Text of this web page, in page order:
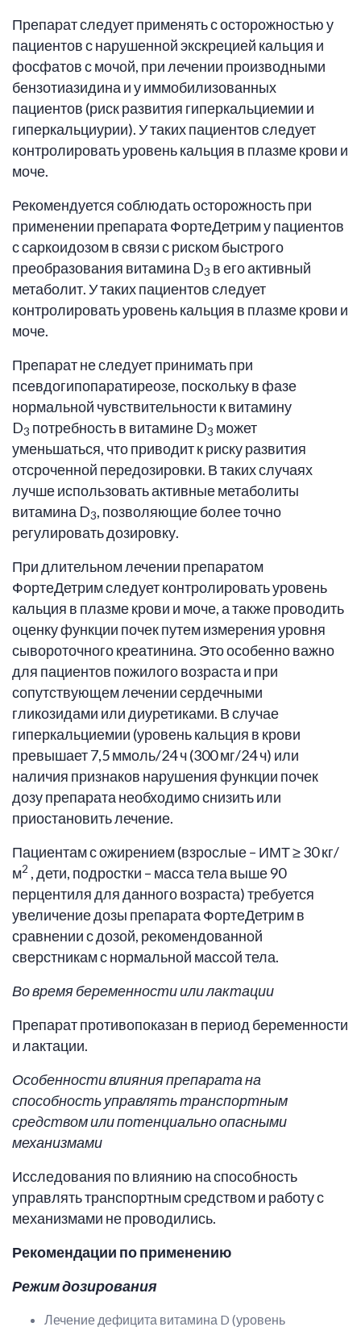
Препарат следует применять с осторожностью у
пациентов с нарушенной экскрецией кальция и
фосфатов с мочой, при лечении производными
бензотиазидина и у иммобилизованных
пациентов (риск развития гиперкальциемии и
гиперкальциурии). У таких пациентов следует
контролировать уровень кальция в плазме крови и
моче.
Рекомендуется соблюдать осторожность при
применении препарата ФортеДетрим у пациентов
с саркоидозом в связи с риском быстрого
преобразования витамина D3 в его активный
метаболит. У таких пациентов следует
контролировать уровень кальция в плазме крови и
моче.
Препарат не следует принимать при
псевдогипопаратиреозе, поскольку в фазе
нормальной чувствительности к витамину
D3 потребность в витамине D3 может
уменьшаться, что приводит к риску развития
отсроченной передозировки. В таких случаях
лучше использовать активные метаболиты
витамина D3, позволяющие более точно
регулировать дозировку.
При длительном лечении препаратом
ФортеДетрим следует контролировать уровень
кальция в плазме крови и моче, а также проводить
оценку функции почек путем измерения уровня
сывороточного креатинина. Это особенно важно
для пациентов пожилого возраста и при
сопутствующем лечении сердечными
гликозидами или диуретиками. В случае
гиперкальциемии (уровень кальция в крови
превышает 7,5 ммоль/24 ч (300 мг/24 ч) или
наличия признаков нарушения функции почек
дозу препарата необходимо снизить или
приостановить лечение.
Пациентам с ожирением (взрослые – ИМТ ≥ 30 кг/
м2 , дети, подростки – масса тела выше 90
перцентиля для данного возраста) требуется
увеличение дозы препарата ФортеДетрим в
сравнении с дозой, рекомендованной
сверстникам с нормальной массой тела.
Во время беременности или лактации
Препарат противопоказан в период беременности
и лактации.
Особенности влияния препарата на
способность управлять транспортным
средством или потенциально опасными
механизмами
Исследования по влиянию на способность
управлять транспортным средством и работу с
механизмами не проводились.
Рекомендации по применению
Режим дозирования
Лечение дефицита витамина D (уровень